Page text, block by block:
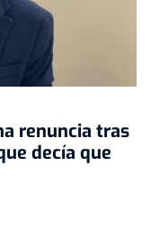
renuncia tras
decía que